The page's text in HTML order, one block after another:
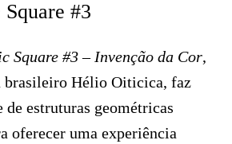
#3
Square #3 – Invenção da Cor,
brasileiro Hélio Oiticica, faz
de estruturas geométricas
oferecer uma experiência